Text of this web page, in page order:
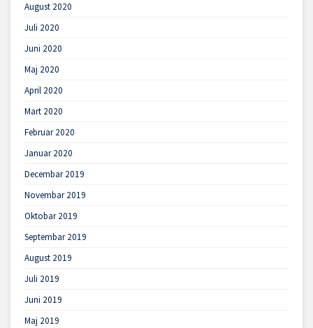
August 2020
Juli 2020
Juni 2020
Maj 2020
April 2020
Mart 2020
Februar 2020
Januar 2020
Decembar 2019
Novembar 2019
Oktobar 2019
Septembar 2019
August 2019
Juli 2019
Juni 2019
Maj 2019